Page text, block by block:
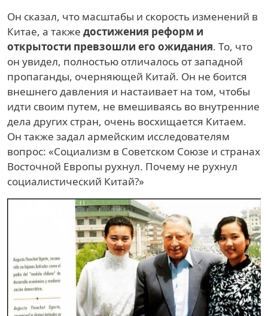
Он сказал, что масштабы и скорость изменений в
Китае, а также достижения реформ и
открытости превзошли его ожидания. То, что
он увидел, полностью отличалось от западной
пропаганды, очерняющей Китай. Он не боится
внешнего давления и настаивает на том, чтобы
идти своим путем, не вмешиваясь во внутренние
дела других стран, очень восхищается Китаем.
Он также задал армейским исследователям
вопрос: «Социализм в Советском Союзе и странах
Восточной Европы рухнул. Почему не рухнул
социалистический Китай?»